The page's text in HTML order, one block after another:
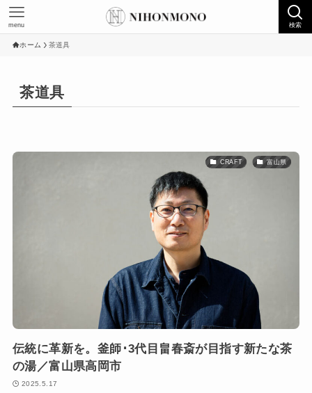
検索
menu
ホーム 茶道具
茶道具
CRAFT 富山県
伝統に革新を。釜師･3代目畠春斎が目指す新たな茶
の湯／富山県高岡市
2025.5.17